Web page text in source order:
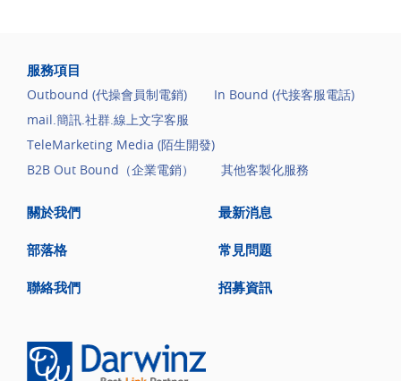
服務項目
Outbound (代操會員制電銷)
In Bound (代接客服電話)
mail.簡訊.社群.線上文字客服
TeleMarketing Media (陌生開發)
B2B Out Bound（企業電銷）
其他客製化服務
關於我們 最新消息
部落格 常見問題
聯絡我們 招募資訊